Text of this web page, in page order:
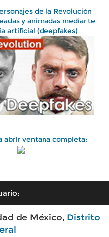
de la Revolución
y animadas mediante
artificial (deepfakes)
abrir ventana completa:
de México, Distrito